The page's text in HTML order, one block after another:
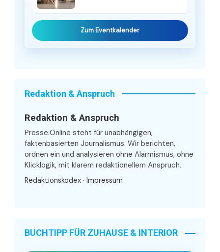
Zum Eventkalender
Redaktion & Anspruch
Redaktion & Anspruch
Presse.Online steht für unabhängigen,
faktenbasierten Journalismus. Wir berichten,
ordnen ein und analysieren ohne Alarmismus, ohne
Klicklogik, mit klarem redaktionellem Anspruch.
Redaktionskodex · Impressum
BUCHTIPP FÜR ZUHAUSE & INTERIOR